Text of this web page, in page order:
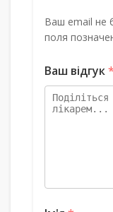
Ваш email не
поля
Ваш відгук*